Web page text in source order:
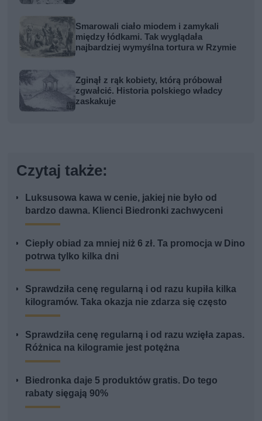
Smarowali ciało miodem i zamykali
między łódkami. Tak wyglądała
najbardziej wymyślna tortura w Rzymie
Zginął z rąk kobiety, którą próbował
zgwałcić. Historia polskiego władcy
zaskakuje
Czytaj także:
Luksusowa kawa w cenie, jakiej nie było od
bardzo dawna. Klienci Biedronki zachwyceni
Ciepły obiad za mniej niż 6 zł. Ta promocja w Dino
potrwa tylko kilka dni
Sprawdziła cenę regularną i od razu kupiła kilka
kilogramów. Taka okazja nie zdarza się często
Sprawdziła cenę regularną i od razu wzięła zapas.
Różnica na kilogramie jest potężna
Biedronka daje 5 produktów gratis. Do tego
rabaty sięgają 90%